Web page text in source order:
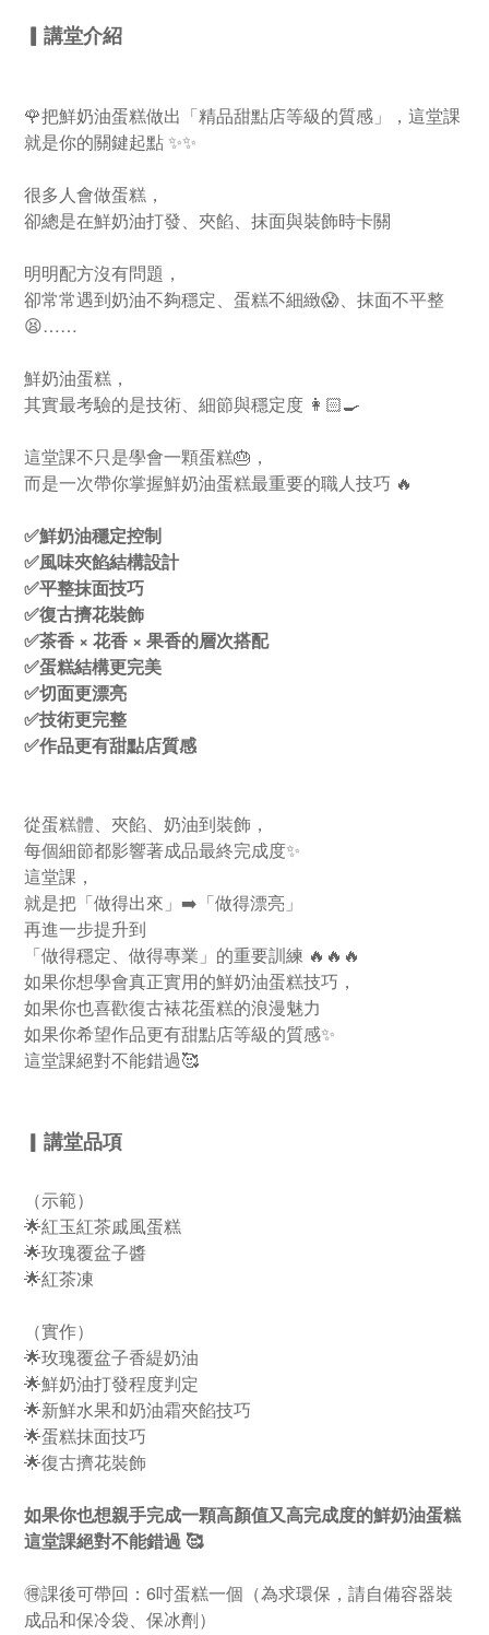
▎ 講堂介紹
🌹把鮮奶油蛋糕做出「精品甜點店等級的質感」，這堂課
就是你的關鍵起點 ✨✨
很多人會做蛋糕，
卻總是在鮮奶油打發、夾餡、抹面與裝飾時卡關
明明配方沒有問題，
卻常常遇到奶油不夠穩定、蛋糕不細緻😱、抹面不平整
😫……
鮮奶油蛋糕，
其實最考驗的是技術、細節與穩定度 👩🏻‍🍳
這堂課不只是學會一顆蛋糕🎂，
而是一次帶你掌握鮮奶油蛋糕最重要的職人技巧 🔥
✅鮮奶油穩定控制
✅風味夾餡結構設計
✅平整抹面技巧
✅復古擠花裝飾
✅茶香 × 花香 × 果香的層次搭配
✅蛋糕結構更完美
✅切面更漂亮
✅技術更完整
✅作品更有甜點店質感
從蛋糕體、夾餡、奶油到裝飾，
每個細節都影響著成品最終完成度✨
這堂課，
就是把「做得出來」➡️「做得漂亮」
再進一步提升到
「做得穩定、做得專業」的重要訓練 🔥🔥🔥
如果你想學會真正實用的鮮奶油蛋糕技巧，
如果你也喜歡復古裱花蛋糕的浪漫魅力
如果你希望作品更有甜點店等級的質感✨
這堂課絕對不能錯過🥰
▎ 講堂品項
（示範）
🌟紅玉紅茶戚風蛋糕
🌟玫瑰覆盆子醬
🌟紅茶凍
（實作）
🌟玫瑰覆盆子香緹奶油
🌟鮮奶油打發程度判定
🌟新鮮水果和奶油霜夾餡技巧
🌟蛋糕抹面技巧
🌟復古擠花裝飾
如果你也想親手完成一顆高顏值又高完成度的鮮奶油蛋糕
這堂課絕對不能錯過 🥰
🉐課後可帶回：6吋蛋糕一個 （為求環保，請自備容器裝
成品和保冷袋、保冰劑）